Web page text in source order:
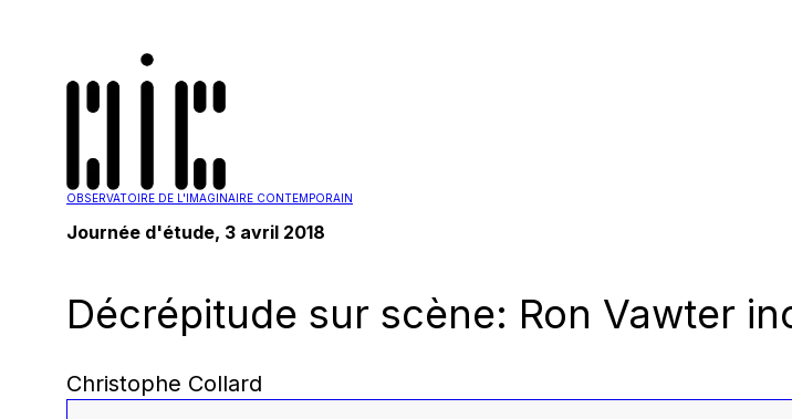
OBSERVATOIRE DE L'IMAGINAIRE CONTEMPORAIN
Journée d'étude, 3 avril 2018
Décrépitude sur scène: Ron Vawter
Christophe Collard